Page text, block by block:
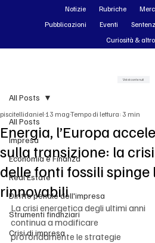
All Posts
Impresa
Economia e Finanza
Real Estate
Diritto penale dell'impresa
Strumenti finanziari
Crisi di impresa
All Posts
Energia, l’Europa
sulla transizione: la crisi
delle fonti fossili spinge
rinnovabili
piscitellidaniel 13 magTempo di lettura: 3 min
La crisi energetica degli ultimi anni
continua a modificare
profondamente le strategie
Notizie Rubriche
Pubblicazioni
Eventi
Curiosità & altro
Vai ai contenuti